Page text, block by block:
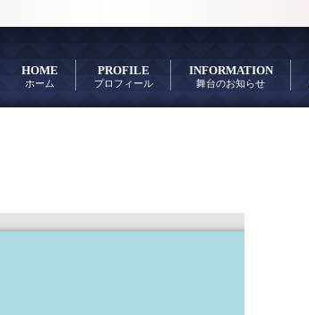
HOME
ホーム
PROFILE
プロフィール
INFORMATION
舞台のお知らせ